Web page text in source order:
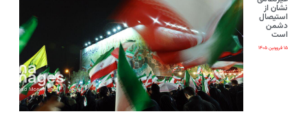
نشان از
استیصال
دشمن
است
۱۵ فروردین ۱۴۰۵